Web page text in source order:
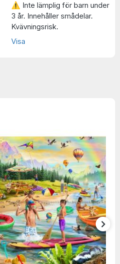
⚠ Inte lämplig för barn under
3 år. Innehåller smådelar.
Kvävningsrisk.
Visa